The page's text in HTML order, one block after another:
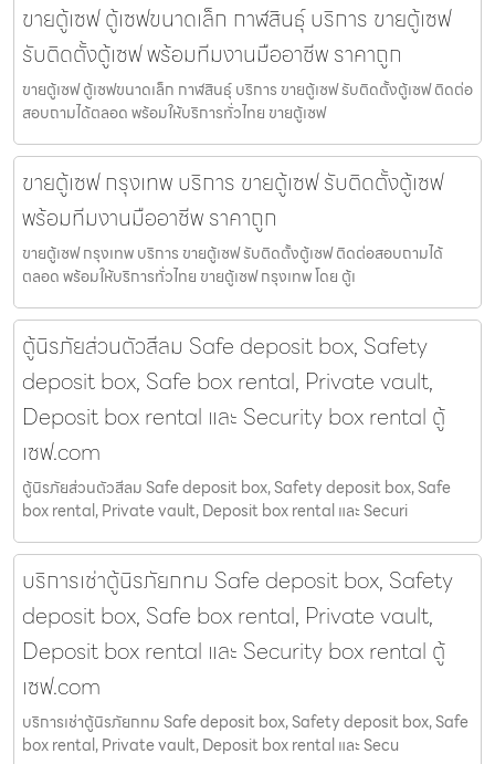
ขายตู้เซฟ ตู้เซฟขนาดเล็ก กาฬสินธุ์ บริการ ขายตู้เซฟ
รับติดตั้งตู้เซฟ พร้อมทีมงานมืออาชีพ ราคาถูก
ขายตู้เซฟ ตู้เซฟขนาดเล็ก กาฬสินธุ์ บริการ ขายตู้เซฟ รับติดตั้งตู้เซฟ ติดต่อ
สอบถามได้ตลอด พร้อมให้บริการทั่วไทย ขายตู้เซฟ
ขายตู้เซฟ กรุงเทพ บริการ ขายตู้เซฟ รับติดตั้งตู้เซฟ
พร้อมทีมงานมืออาชีพ ราคาถูก
ขายตู้เซฟ กรุงเทพ บริการ ขายตู้เซฟ รับติดตั้งตู้เซฟ ติดต่อสอบถามได้
ตลอด พร้อมให้บริการทั่วไทย ขายตู้เซฟ กรุงเทพ โดย ตู้เ
ตู้นิรภัยส่วนตัวสีลม Safe deposit box, Safety
deposit box, Safe box rental, Private vault,
Deposit box rental และ Security box rental ตู้
เซฟ.com
ตู้นิรภัยส่วนตัวสีลม Safe deposit box, Safety deposit box, Safe
box rental, Private vault, Deposit box rental และ Securi
บริการเช่าตู้นิรภัยกทม Safe deposit box, Safety
deposit box, Safe box rental, Private vault,
Deposit box rental และ Security box rental ตู้
เซฟ.com
บริการเช่าตู้นิรภัยกทม Safe deposit box, Safety deposit box, Safe
box rental, Private vault, Deposit box rental และ Secu